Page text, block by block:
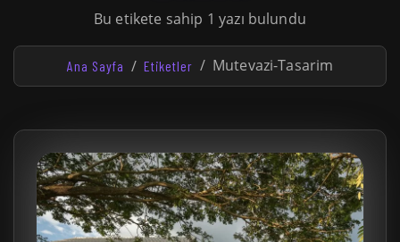
Bu etikete sahip 1 yazı bulundu
Ana Sayfa Etiketler Mutevazi-Tasarim